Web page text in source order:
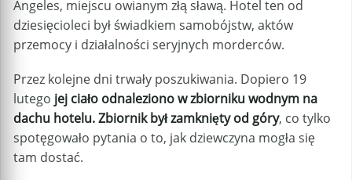
Angeles, miejscu owianym złą sławą. Hotel ten od
dziesięcioleci był świadkiem samobójstw, aktów
przemocy i działalności seryjnych morderców.
Przez kolejne dni trwały poszukiwania. Dopiero 19
lutego jej ciało odnaleziono w zbiorniku wodnym na
dachu hotelu. Zbiornik był zamknięty od góry, co tylko
spotęgowało pytania o to, jak dziewczyna mogła się
tam dostać.